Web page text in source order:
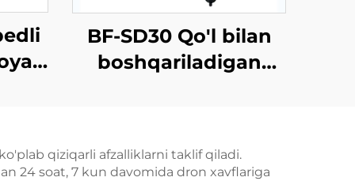
BF-SD30 Qo'l bilan
boshqariladigan
qiziqarli afzalliklarni taklif qiladi.
24 soat, 7 kun davomida dron xavflariga